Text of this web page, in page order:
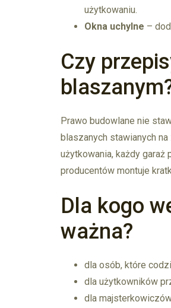
użytkowaniu.
Okna uchylne –
Czy
Prawo budowlane nie
blaszanych stawianych
użytkowania, każdy
producentów montuje
Dla kogo
ważna?
dla osób, które
dla użytkowników
dla